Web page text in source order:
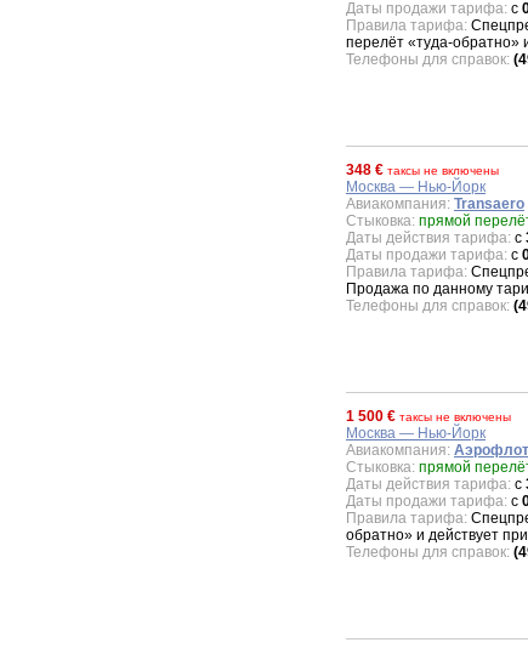
Даты продажи тарифа: с
Правила тарифа:
перелёт «туда-обратно»
Телефоны для справок:
348 € таксы не включены
Москва — Нью-Йорк
Авиакомпания: Transaero
Стыковка: прямой
Даты действия тарифа: с
Даты продажи тарифа: с
Правила тарифа:
Продажа по данному
Телефоны для справок:
1 500 € таксы не включены
Москва — Нью-Йорк
Авиакомпания: Аэрофлот
Стыковка: прямой
Даты действия тарифа: с
Даты продажи тарифа: с
Правила тарифа:
обратно» и действует
Телефоны для справок: